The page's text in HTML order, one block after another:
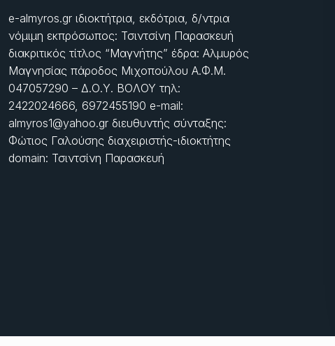
e-almyros.gr ιδιοκτήτρια, εκδότρια, δ/ντρια
νόμιμη εκπρόσωπος: Τσιντσίνη Παρασκευή
διακριτικός τίτλος “Μαγνήτης” έδρα: Αλμυρός
Μαγνησίας πάροδος Μιχοπούλου Α.Φ.Μ.
047057290 – Δ.Ο.Υ. ΒΟΛΟΥ τηλ:
2422024666, 6972455190 e-mail:
almyros1@yahoo.gr διευθυντής σύνταξης:
Φώτιος Γαλούσης διαχειριστής-ιδιοκτήτης
domain: Τσιντσίνη Παρασκευή